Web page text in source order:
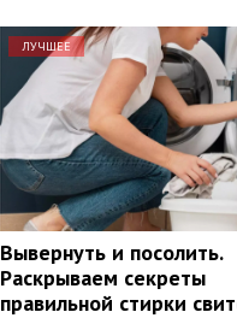
ЛУЧШЕЕ
Вывернуть и посолить.
Раскрываем секреты
правильной стирки